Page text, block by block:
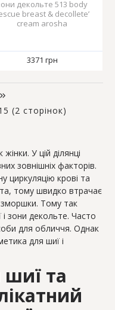
У цій ділянці
зовнішніх факторів.
циркуляцію крові та
тому швидко втрачає
зморшки. Тому так
зони декольте. Часто
для обличчя. Однак
для шиї і
та
декольте 513 body
breast & decollete’
cream arosha
3371 грн
(2 сторінок)